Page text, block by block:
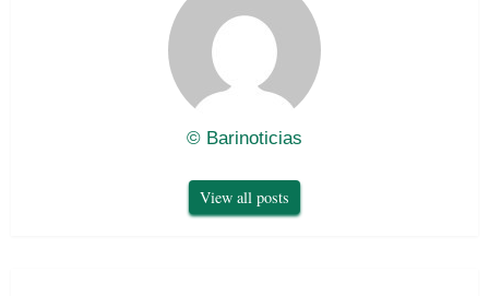
© Barinoticias
View all posts